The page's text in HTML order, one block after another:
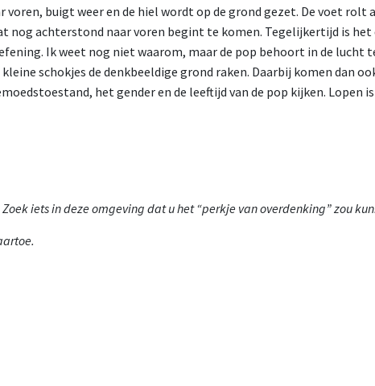
voren, buigt weer en de hiel wordt op de grond gezet. De voet rolt
nog achterstond naar voren begint te komen. Tegelijkertijd is het
Ik weet nog niet waarom, maar de pop behoort in de lucht
schokjes de denkbeeldige grond raken. Daarbij komen dan
het gender en de leeftijd van de pop kijken. Lopen
iets in deze omgeving dat u het “perkje van overdenking” zou